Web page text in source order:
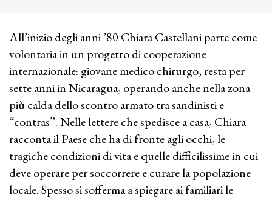
All’inizio degli anni ’80 Chiara Castellani parte come
volontaria in un progetto di cooperazione
internazionale: giovane medico chirurgo, resta per
sette anni in Nicaragua, operando anche nella zona
più calda dello scontro armato tra sandinisti e
“contras”. Nelle lettere che spedisce a casa, Chiara
racconta il Paese che ha di fronte agli occhi, le
tragiche condizioni di vita e quelle difficilissime in cui
deve operare per soccorrere e curare la popolazione
locale. Spesso si sofferma a spiegare ai familiari le